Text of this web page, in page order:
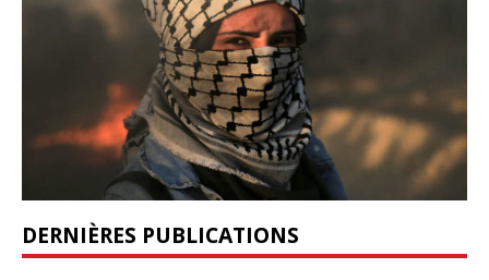
DERNIÈRES PUBLICATIONS